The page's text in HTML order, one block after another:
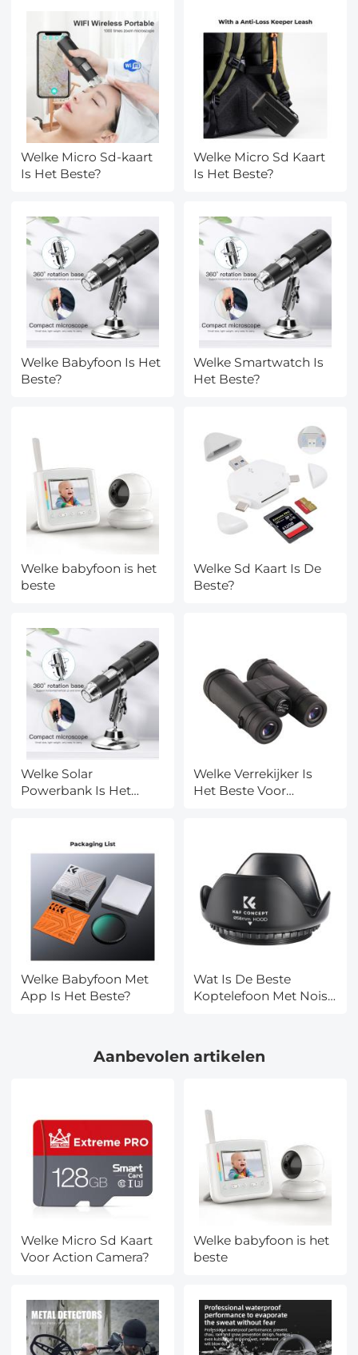
Welke Micro Sd-kaart
Is Het Beste?
Welke Micro Sd Kaart
Is Het Beste?
Welke Babyfoon Is Het
Beste?
Welke Smartwatch Is
Het Beste?
Welke babyfoon is het
beste
Welke Sd Kaart Is De
Beste?
Welke Solar
Powerbank Is Het
Welke Verrekijker Is
Het Beste Voor
Welke Babyfoon Met
App Is Het Beste?
Wat Is De Beste
Koptelefoon Met Noise
Aanbevolen artikelen
Welke Micro Sd Kaart
Voor Action Camera?
Welke babyfoon is het
beste